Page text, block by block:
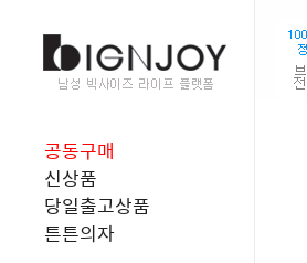
공동구매
신상품
당일출고상품
튼튼의자